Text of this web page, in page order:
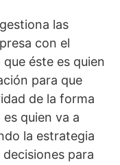
las
con el
éste es quien
para que
de la forma
quien va a
la estrategia
para